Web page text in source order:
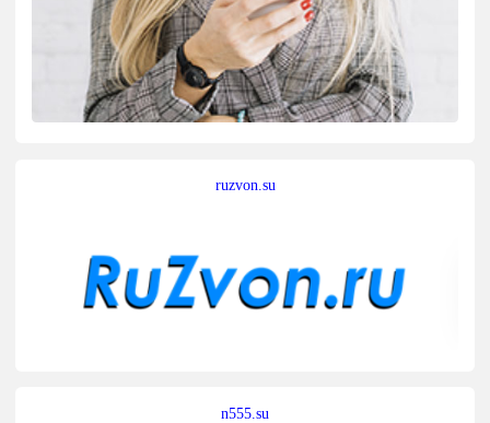
ruzvon.su
n555.su